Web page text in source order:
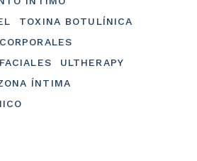
TOXINA BOTULÍNICA
ULTHERAPY
ÍNTIMA